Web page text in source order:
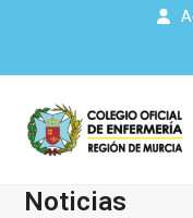
Noticias